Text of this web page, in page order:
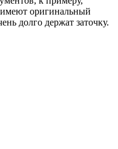
оригинальный
долго держат заточку.